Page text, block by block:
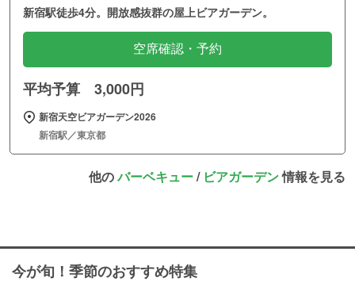
新宿駅徒歩4分。開放感抜群の屋上ビアガーデン。
空席確認・予約
平均予算 3,000円
新宿天空ビアガーデン2026
新宿駅／東京都
他のバーベキュー/ ビアガーデン情報を見る
今が旬！季節のおすすめ特集